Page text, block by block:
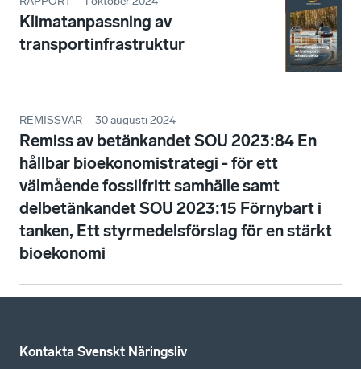
Klimatanpassning av
transportinfrastruktur
REMISSVAR – 30 augusti 2024
Remiss av betänkandet SOU 2023:84 En
hållbar bioekonomistrategi - för ett
välmående fossilfritt samhälle samt
delbetänkandet SOU 2023:15 Förnybart i
tanken, Ett styrmedelsförslag för en stärkt
bioekonomi
Kontakta Svenskt Näringsliv